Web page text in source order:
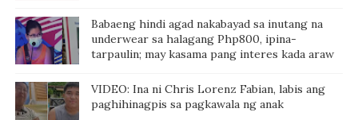
Babaeng hindi agad nakabayad sa inutang na
underwear sa halagang Php800, ipina-
tarpaulin; may kasama pang interes kada araw
VIDEO: Ina ni Chris Lorenz Fabian, labis ang
paghihinagpis sa pagkawala ng anak